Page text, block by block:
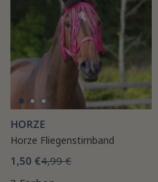
HORZE
Horze Fliegenstirnband
1,50 €4,99 €